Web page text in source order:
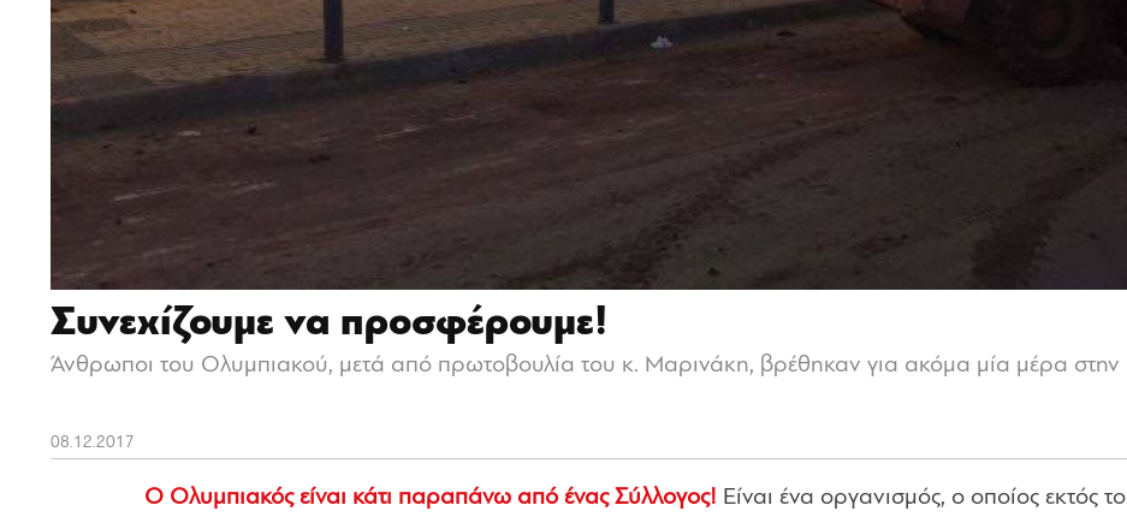
Συνεχίζουμε να προσφέρουμε!
Άνθρωποι του Ολυμπιακού, μετά από πρωτοβουλία του κ. Μαρινάκη, βρέθηκαν για ακόμα μία μέρα
08.12.2017
Ο Ολυμπιακός είναι κάτι παραπάνω από ένας Σύλλογος! Είναι ένα οργανισμός, ο οποίος εκτός